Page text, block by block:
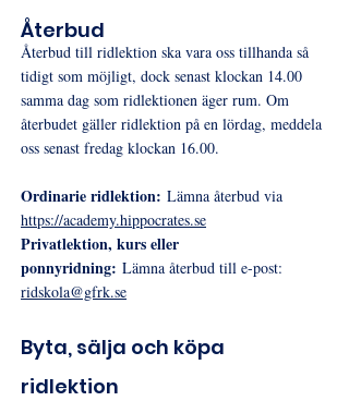
Återbud
Återbud till ridlektion ska vara oss tillhanda så
tidigt som möjligt, dock senast klockan 14.00
samma dag som ridlektionen äger rum. Om
återbudet gäller ridlektion på en lördag, meddela
oss senast fredag klockan 16.00.
Ordinarie ridlektion: Lämna återbud via
https://academy.hippocrates.se
Privatlektion, kurs eller
ponnyridning: Lämna återbud till e-post:
ridskola@gfrk.se
Byta, sälja och köpa
ridlektion